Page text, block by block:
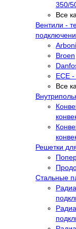
350/
Все
Вентили -
Broen
ECE
Все
Решетки
Стальные